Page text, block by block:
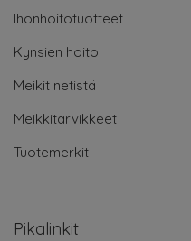
Ihonhoitotuotteet
Kynsien hoito
Meikit netistä
Meikkitarvikkeet
Tuotemerkit
Pikalinkit